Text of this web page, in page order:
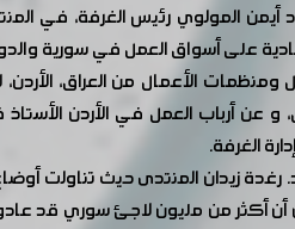
رئيس الغرفة، في
على أسواق العمل في سورية
الأعمال من العراق، الأردن،
و عن أرباب العمل في الأردن
الغرفة.
زيدان المنتدى حيث تناولت
من مليون لاجئ سوري قد